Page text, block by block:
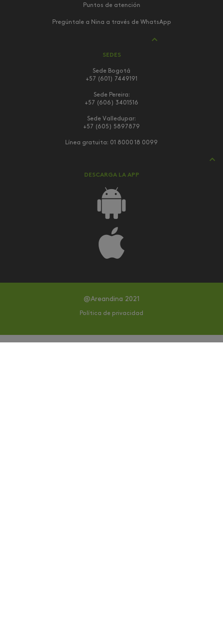
Puntos de atención
Pregúntale a Nina a través de WhatsApp
SEDES
Sede Bogotá
+57 (601) 7449191
Sede Pereira:
+57 (606) 3401516
Sede Valledupar:
+57 (605) 5897879
Línea gratuita: 01 8000 18 0099
DESCARGA LA APP
@Areandina 2021
Política de privacidad